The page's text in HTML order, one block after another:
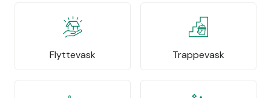
Flyttevask Trappevask